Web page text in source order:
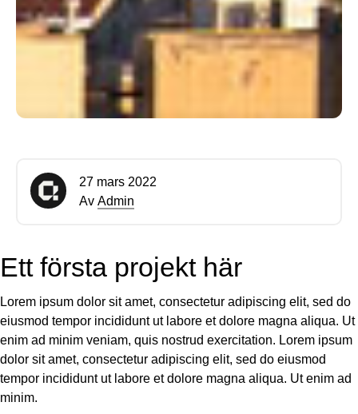
27 mars 2022
Av Admin
Ett första projekt här
Lorem ipsum dolor sit amet, consectetur adipiscing elit, sed do
eiusmod tempor incididunt ut labore et dolore magna aliqua. Ut
enim ad minim veniam, quis nostrud exercitation. Lorem ipsum
dolor sit amet, consectetur adipiscing elit, sed do eiusmod
tempor incididunt ut labore et dolore magna aliqua. Ut enim ad
minim.